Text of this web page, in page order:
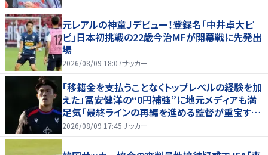
元レアルの神童Ｊデビュー！登録名「中井卓大ピ
ピ」日本初挑戦の22歳今治MFが開幕戦に先発出
場
2026/08/09 18:07サッカー
「移籍金を支払うことなくトップレベルの経験を加
えた」冨安健洋の“0円補強”に地元メディアも満
足気「最終ラインの再編を進める監督が重宝する
柔軟性を備えている」
2026/08/09 17:45サッカー